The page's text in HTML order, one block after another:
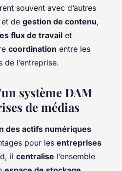
souvent avec d’autres
et de gestion de contenu,
flux de travail et
coordination entre les
l’entreprise.
système DAM
de médias
des actifs numériques
pour les entreprises
il centralise l’ensemble